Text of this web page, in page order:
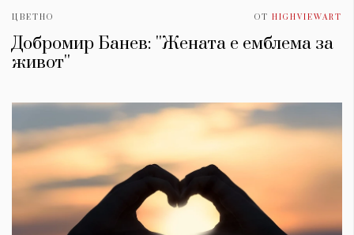
ЦВЕТНО ОТ HIGHVIEWART
Добромир Банев: ''Жената е емблема за
живот''